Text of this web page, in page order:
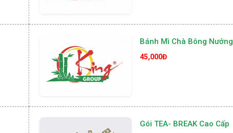
Bánh Mì Chà Bông Nướng
45,000Đ
Gói TEA- BREAK Cao Cấp